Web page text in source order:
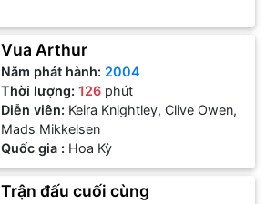
Vua Arthur
Năm phát hành: 2004
Thời lượng:126 phút
Diễn viên: Keira Knightley, Clive Owen,
Mads Mikkelsen
Quốc gia : Hoa Kỳ
Trận đấu cuối cùng